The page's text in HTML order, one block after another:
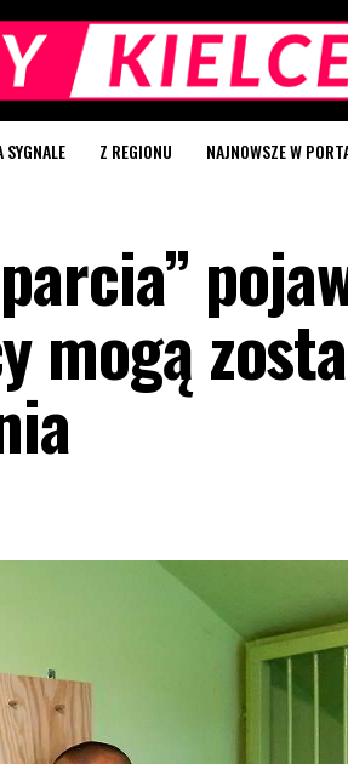
SYGNALE Z REGIONU NAJNOWSZE W
mogą